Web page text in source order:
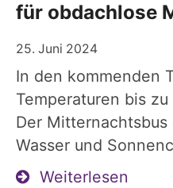
für obdachlose
25. Juni 2024
In den kommenden
Temperaturen bis
Der
Wasser und
Weiterlesen